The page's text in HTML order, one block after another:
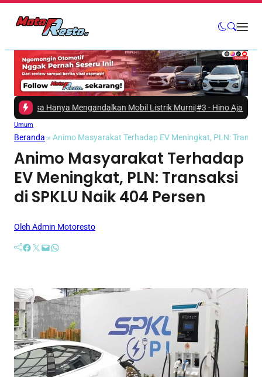
Hanya Mengandalkan Mobil Listrik Murni|#3 -Hino Ajak
Umum
Beranda » Animo Masyarakat Terhadap EV Meningkat, PLN:
Animo Masyarakat Terhadap
EV Meningkat, PLN: Transaksi
di SPKLU Naik 404 Persen
Oleh Admin Motoresto
Facebook Twitter Mail WhatsApp